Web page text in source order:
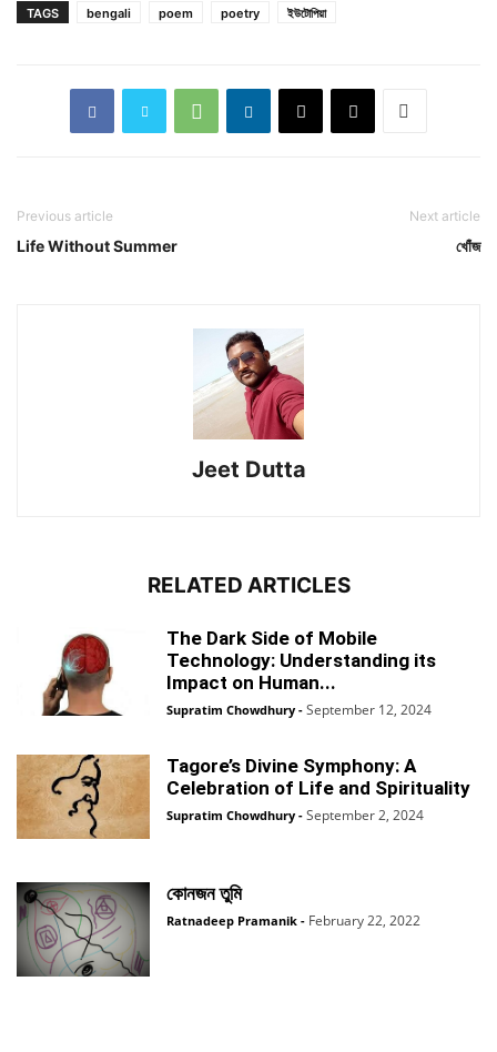
TAGS bengali poem poetry ইউটোপিয়া
Previous article
Life Without Summer
Next article
খোঁজ
Jeet Dutta
RELATED ARTICLES
The Dark Side of Mobile
Technology: Understanding its
Impact on Human...
Supratim Chowdhury - September 12, 2024
Tagore’s Divine Symphony: A
Celebration of Life and Spirituality
Supratim Chowdhury - September 2, 2024
কোনজন তুমি
Ratnadeep Pramanik - February 22, 2022